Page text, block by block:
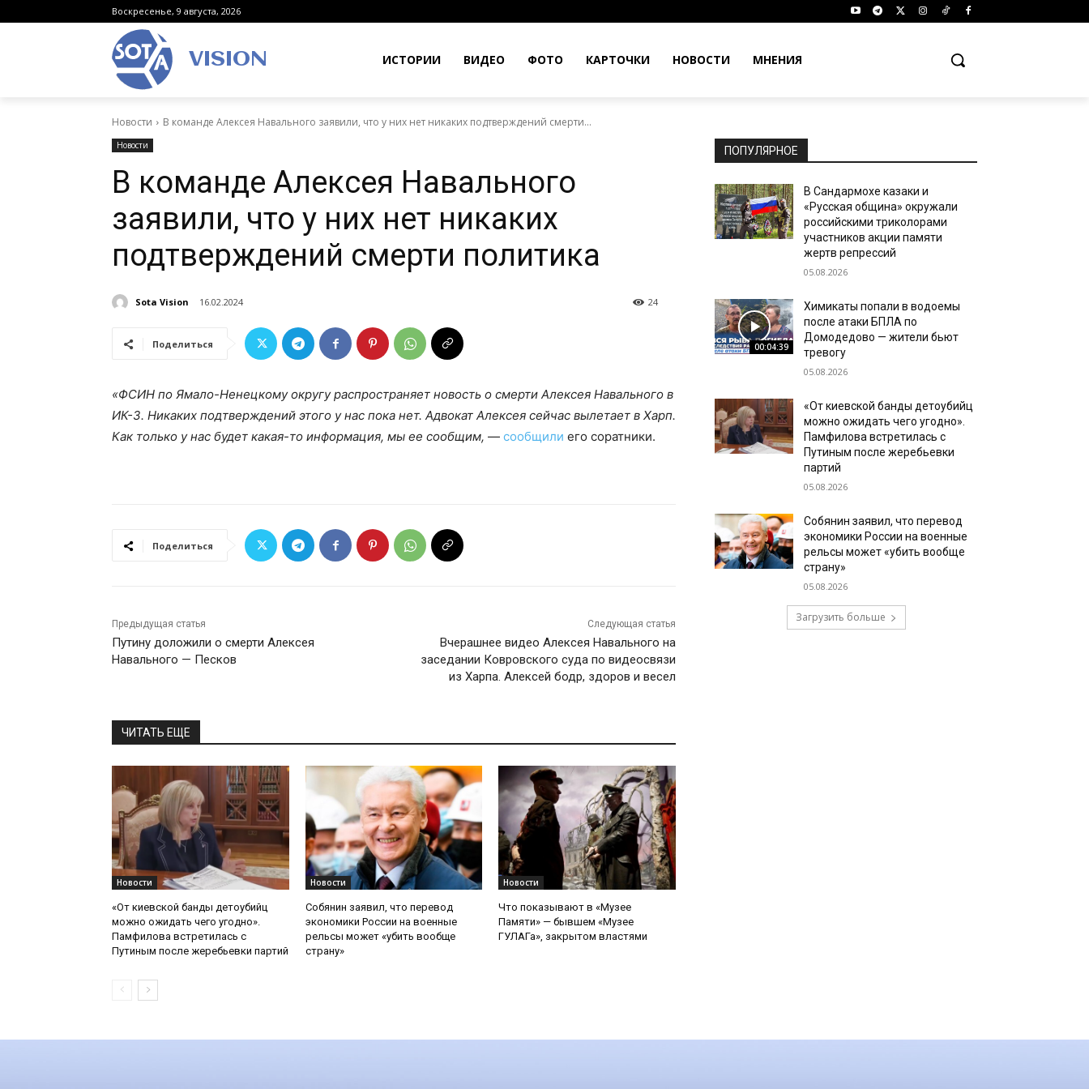
Воскресенье, 9 августа, 2026
VISION ИСТОРИИ ВИДЕО ФОТО КАРТОЧКИ НОВОСТИ МНЕНИЯ
Новости В команде Алексея Навального заявили, что у них нет никаких подтверждений смерти...
Новости
В команде Алексея Навального
заявили, что у них нет никаких
подтверждений смерти политика
Sota Vision 16.02.2024 24
Поделиться
«ФСИН по Ямало-Ненецкому округу распространяет новость о смерти Алексея Навального в
ИК-3. Никаких подтверждений этого у нас пока нет. Адвокат Алексея сейчас вылетает в Харп.
Как только у нас будет какая-то информация, мы ее сообщим, — сообщили его соратники.
Поделиться
Предыдущая статья
Путину доложили о смерти Алексея
Навального — Песков
Следующая статья
Вчерашнее видео Алексея Навального на
заседании Ковровского суда по видеосвязи
из Харпа. Алексей бодр, здоров и весел
ЧИТАТЬ ЕЩЕ
Новости
«От киевской банды детоубийц
можно ожидать чего угодно».
Памфилова встретилась с
Путиным после жеребьевки партий
Новости
Собянин заявил, что перевод
экономики России на военные
рельсы может «убить вообще
страну»
Новости
Что показывают в «Музее
Памяти» — бывшем «Музее
ГУЛАГа», закрытом властями
ПОПУЛЯРНОЕ
В Сандармохе казаки и
«Русская община» окружали
российскими триколорами
участников акции памяти
жертв репрессий
05.08.2026
00:04:39
Химикаты попали в водоемы
после атаки БПЛА по
Домодедово — жители бьют
тревогу
05.08.2026
«От киевской банды детоубийц
можно ожидать чего угодно».
Памфилова встретилась с
Путиным после жеребьевки
партий
05.08.2026
Собянин заявил, что перевод
экономики России на военные
рельсы может «убить вообще
страну»
05.08.2026
Загрузить больше